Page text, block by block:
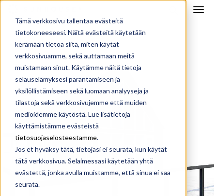
Tämä verkkosivu tallentaa evästeitä
tietokoneeseesi. Näitä evästeitä käytetään
kerämään tietoa siitä, miten käytät
verkkosivuamme, sekä auttamaan meitä
muistamaan sinut. Käytämme näitä tietoja
selauselämyksesi parantamiseen ja
yksilöllistämiseen sekä luomaan analyyseja ja
tilastoja sekä verkkosivujemme että muiden
medioidemme käytöstä. Lue lisätietoja
käyttämistämme evästeistä
tietosuojaselosteestamme.
Jos et hyväksy tätä, tietojasi ei seurata, kun käytät
tätä verkkosivua. Selaimessasi käytetään yhtä
evästettä, jonka avulla muistamme, että sinua ei saa
seurata.